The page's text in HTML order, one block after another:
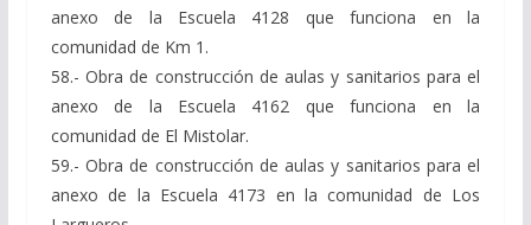
anexo de la Escuela 4128 que funciona en la
comunidad de Km 1.
58.- Obra de construcción de aulas y sanitarios para el
anexo de la Escuela 4162 que funciona en la
comunidad de El Mistolar.
59.- Obra de construcción de aulas y sanitarios para el
anexo de la Escuela 4173 en la comunidad de Los